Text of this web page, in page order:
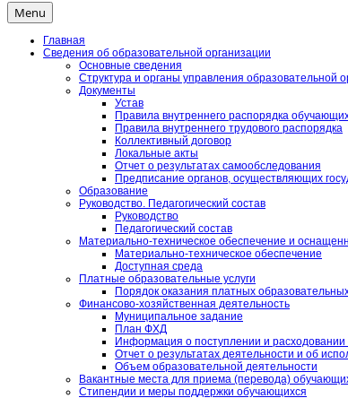
Menu
Главная
Сведения об образовательной организации
Основные сведения
Структура и органы управления образовательной
Документы
Устав
Правила внутреннего распорядка
Правила внутреннего трудового распорядка
Коллективный договор
Локальные акты
Отчет о результатах самообследования
Предписание органов, осуществляющих
Образование
Руководство. Педагогический состав
Руководство
Педагогический состав
Материально-техническое обеспечение и
Материально-техническое обеспечение
Доступная среда
Платные образовательные услуги
Порядок оказания платных
Финансово-хозяйственная деятельность
Муниципальное задание
План ФХД
Информация о поступлении и
Отчет о результатах деятельности и об
Объем образовательной деятельности
Вакантные места для приема (перевода)
Стипендии и меры поддержки обучающихся